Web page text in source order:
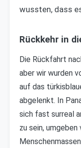
wussten, dass
Rückkehr in
Die Rückfahrt
aber wir wurden
auf das
abgelenkt. In
sich fast surreal
zu sein,